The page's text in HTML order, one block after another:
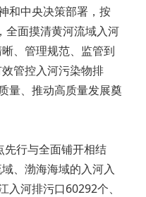
和中央决策部署，按
全面摸清黄河流域入河
、管理规范、监管到
管控入河污染物排
量、推动高质量发展奠
先行与全面铺开相结
、渤海海域的入河入
河排污口60292个、